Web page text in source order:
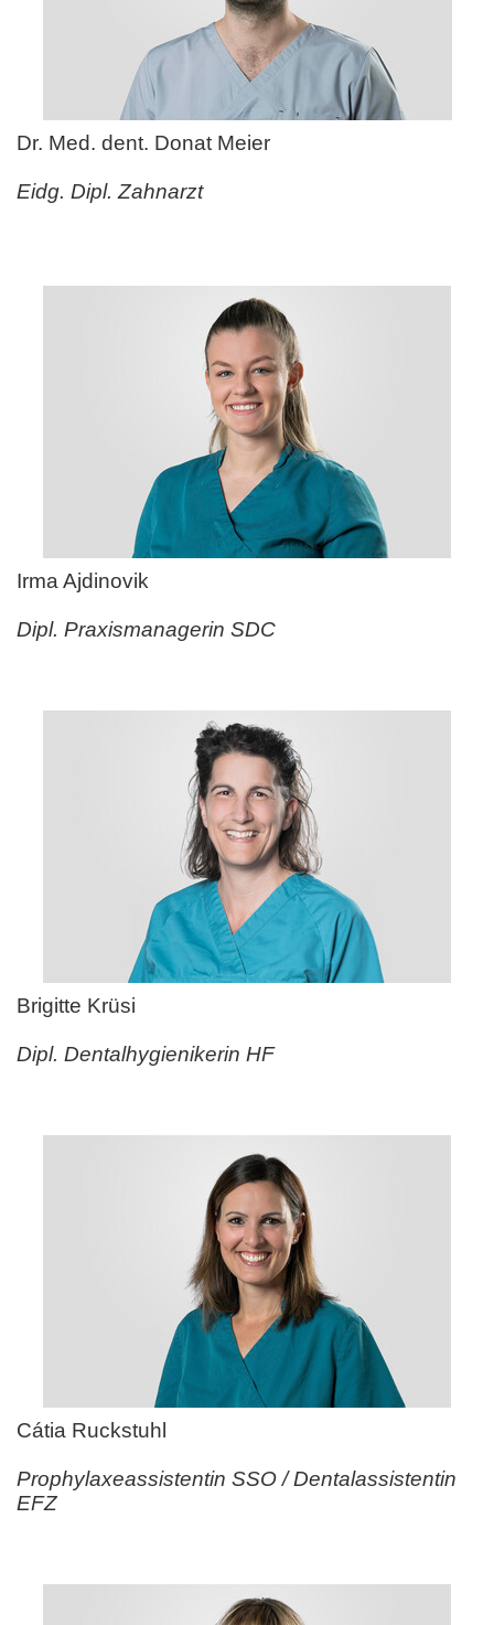
Dr. Med. dent. Donat Meier
Eidg. Dipl. Zahnarzt
Irma Ajdinovik
Dipl. Praxismanagerin SDC
Brigitte Krüsi
Dipl. Dentalhygienikerin HF
Cátia Ruckstuhl
Prophylaxeassistentin SSO / Dentalassistentin
EFZ